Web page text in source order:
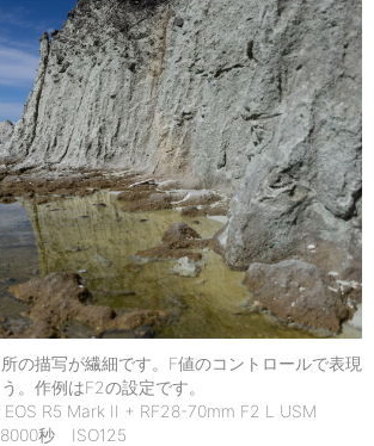
の描写が繊細です。F値のコントロールで表現
。作例はF2の設定です。
R5 Mark II + RF28-70mm F2 L USM
秒 ISO125